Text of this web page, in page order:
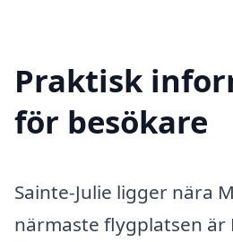
Praktisk
för besökare
Sainte-Julie ligger nära
närmaste flygplatsen